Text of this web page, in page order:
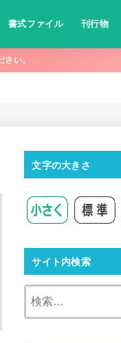
書式ファイル 刊行物
い。
文字の大きさ
サイト内検索